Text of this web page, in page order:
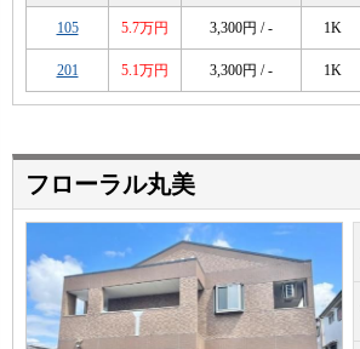
105 5.7万円 3,300円 / - 1K
201 5.1万円 3,300円 / - 1K
フローラル丸美